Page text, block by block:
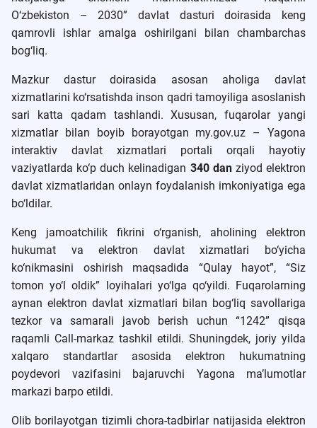
O‘zbekiston – 2030” davlat dasturi doirasida keng
qamrovli ishlar amalga oshirilgani bilan chambarchas
bog‘liq.
Mazkur dastur doirasida asosan aholiga davlat
xizmatlarini ko‘rsatishda inson qadri tamoyiliga asoslanish
sari katta qadam tashlandi. Xususan, fuqarolar yangi
xizmatlar bilan boyib borayotgan my.gov.uz – Yagona
interaktiv davlat xizmatlari portali orqali hayotiy
vaziyatlarda ko‘p duch kelinadigan 340 danziyod elektron
davlat xizmatlaridan onlayn foydalanish imkoniyatiga ega
bo‘ldilar.
Keng jamoatchilik fikrini o‘rganish, aholining elektron
hukumat va elektron davlat xizmatlari bo‘yicha
ko‘nikmasini oshirish maqsadida “Qulay hayot”, “Siz
tomon yo‘l oldik” loyihalari yo‘lga qo‘yildi. Fuqarolarning
aynan elektron davlat xizmatlari bilan bog‘liq savollariga
tezkor va samarali javob berish uchun “1242” qisqa
raqamli Call-markaz tashkil etildi. Shuningdek, joriy yilda
xalqaro standartlar asosida elektron hukumatning
poydevori vazifasini bajaruvchi Yagona ma’lumotlar
markazi barpo etildi.
Olib borilayotgan tizimli chora-tadbirlar natijasida elektron